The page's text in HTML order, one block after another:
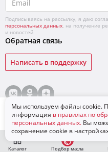
Сообщить
Каталог Подбор масла
Подписываясь на рассылку, я даю
персональных данных, на получение
и новостей
Обратная связь
Написать в поддержку
© «ЛУКОЙЛ»,2026 Условия
Для бизнеса
Мы используем файлы cookie.
информация в правилах по
персональных данных. Вы
сохранение cookie в